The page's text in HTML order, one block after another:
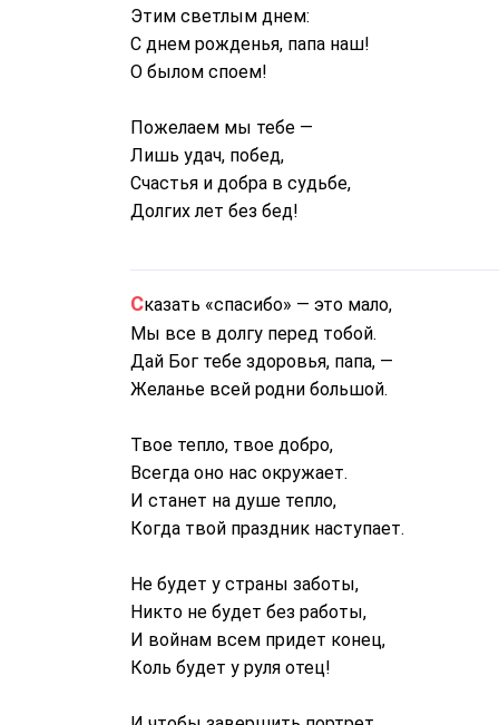
Этим светлым днем:
С днем рожденья, папа наш!
О былом споем!
Пожелаем мы тебе —
Лишь удач, побед,
Счастья и добра в судьбе,
Долгих лет без бед!
Сказать «спасибо» — это мало,
Мы все в долгу перед тобой.
Дай Бог тебе здоровья, папа, —
Желанье всей родни большой.
Твое тепло, твое добро,
Всегда оно нас окружает.
И станет на душе тепло,
Когда твой праздник наступает.
Не будет у страны заботы,
Никто не будет без работы,
И войнам всем придет конец,
Коль будет у руля отец!